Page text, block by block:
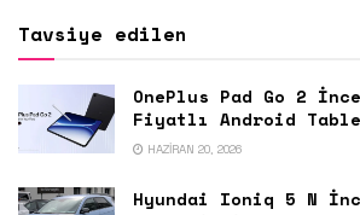
Tavsiye edilen
OnePlus Pad Go 2
Fiyatlı Android
HAZIRAN 20, 2026
Hyundai Ioniq 5 N